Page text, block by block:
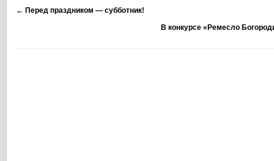
← Перед праздником — субботник!
В конкурсе «Ремесло